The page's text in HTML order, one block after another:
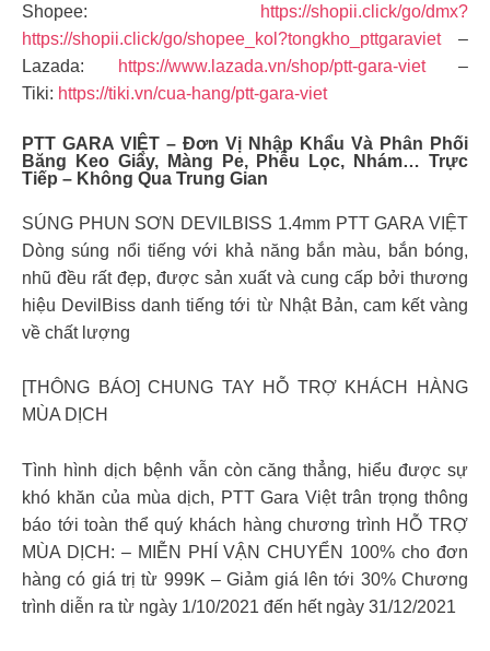
Shopee:
https://shopii.click/go/dmx?
https://shopii.click/go/shopee_kol?tongkho_pttgaraviet–
Lazada:
https://www.lazada.vn/shop/ptt-gara-viet–
Tiki: https://tiki.vn/cua-hang/ptt-gara-viet
PTT GARA VIỆT – Đơn Vị Nhập Khẩu Và Phân Phối
Băng Keo Giấy, Màng Pe, Phễu Lọc, Nhám… Trực
Tiếp – Không Qua Trung Gian
SÚNG PHUN SƠN DEVILBISS 1.4mm PTT GARA VIỆT
Dòng súng nổi tiếng với khả năng bắn màu, bắn bóng,
nhũ đều rất đẹp, được sản xuất và cung cấp bởi thương
hiệu DevilBiss danh tiếng tới từ Nhật Bản, cam kết vàng
về chất lượng
[THÔNG BÁO] CHUNG TAY HỖ TRỢ KHÁCH HÀNG
MÙA DỊCH
Tình hình dịch bệnh vẫn còn căng thẳng, hiểu được sự
khó khăn của mùa dịch, PTT Gara Việt trân trọng thông
báo tới toàn thể quý khách hàng chương trình HỖ TRỢ
MÙA DỊCH: – MIỄN PHÍ VẬN CHUYỂN 100% cho đơn
hàng có giá trị từ 999K – Giảm giá lên tới 30% Chương
trình diễn ra từ ngày 1/10/2021 đến hết ngày 31/12/2021